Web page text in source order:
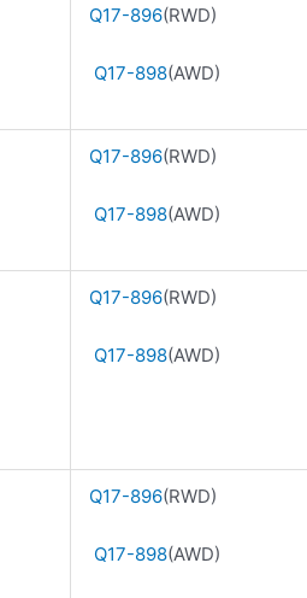
Q17-896(RWD)
Q17-898(AWD)
Q17-896(RWD)
Q17-898(AWD)
Q17-896(RWD)
Q17-898(AWD)
Q17-896(RWD)
Q17-898(AWD)